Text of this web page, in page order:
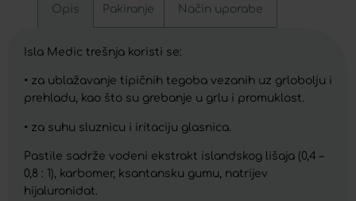
Opis Pakiranje Način uporabe
Isla Medic trešnja koristi se:
• za ublažavanje tipičnih tegoba vezanih uz grlobolju i
prehladu, kao što su grebanje u grlu i promuklost.
• za suhu sluznicu i iritaciju glasnica.
Pastile sadrže vodeni ekstrakt islandskog lišaja (0,4 –
0,8 : 1), karbomer, ksantansku gumu, natrijev
hijaluronidat.